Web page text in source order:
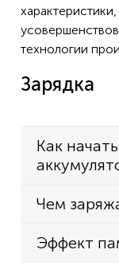
технологии
Зарядка
Как
Чем
Эффект